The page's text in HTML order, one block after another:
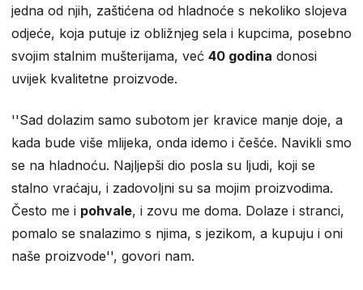
jedna od njih, zaštićena od hladnoće s nekoliko slojeva
odjeće, koja putuje iz obližnjeg sela i kupcima, posebno
svojim stalnim mušterijama, već 40 godina donosi
uvijek kvalitetne proizvode.
''Sad dolazim samo subotom jer kravice manje doje, a
kada bude više mlijeka, onda idemo i češće. Navikli smo
se na hladnoću. Najljepši dio posla su ljudi, koji se
stalno vraćaju, i zadovoljni su sa mojim proizvodima.
Često me i pohvale, i zovu me doma. Dolaze i stranci,
pomalo se snalazimo s njima, s jezikom, a kupuju i oni
naše proizvode'', govori nam.